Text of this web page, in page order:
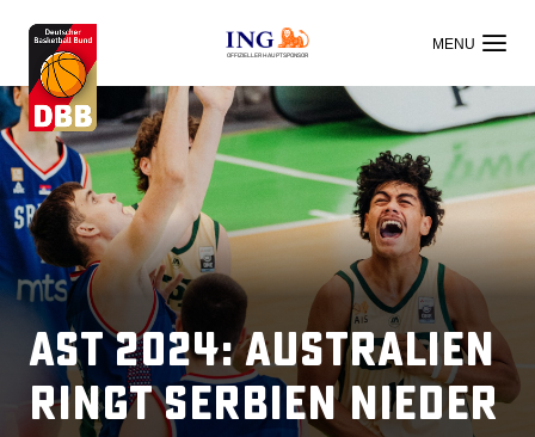
OFFIZIELLER HAUPTSPONSOR
AST 2024: Australien
ringt Serbien nieder